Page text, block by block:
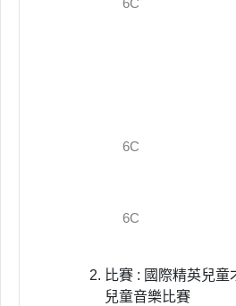
6C
6C
6C
比賽 : 國際精英兒
兒童音樂比賽